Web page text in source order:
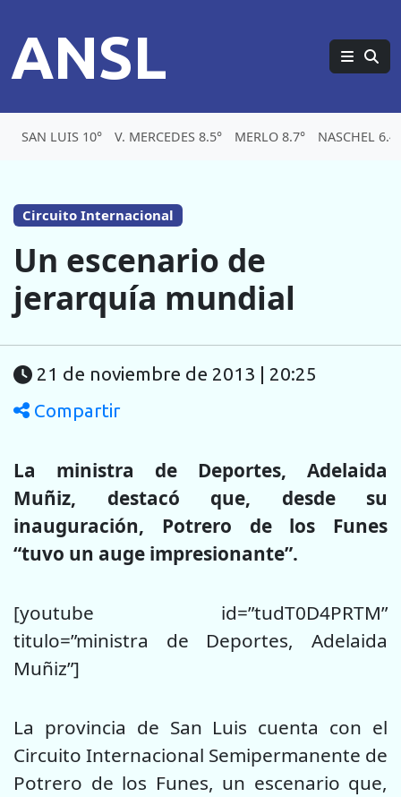
ANSL
SAN LUIS 10° V. MERCEDES 8.5° MERLO 8.7° NASCHEL 6.4°
Circuito Internacional
Un escenario de
jerarquía mundial
21 de noviembre de 2013 | 20:25
Compartir
La ministra de Deportes, Adelaida
Muñiz, destacó que, desde su
inauguración, Potrero de los Funes
“tuvo un auge impresionante”.
[youtube id=”tudT0D4PRTM”
titulo=”ministra de Deportes, Adelaida
Muñiz”]
La provincia de San Luis cuenta con el
Circuito Internacional Semipermanente de
Potrero de los Funes, un escenario que,